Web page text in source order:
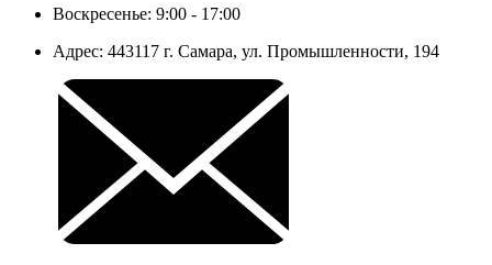
Воскресенье: 9:00 - 17:00
Адрес: 443117 г. Самара, ул. Промышленности, 194